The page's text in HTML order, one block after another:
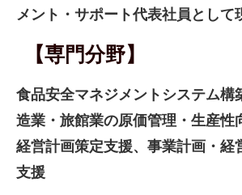
メント・サポート代表社員として
【専門分野】
食品安全マネジメントシステム構
造業・旅館業の原価管理・生産性
経営計画策定支援、事業計画・経
支援